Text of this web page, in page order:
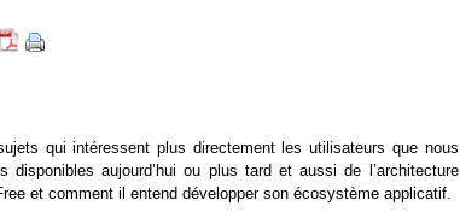
qui intéressent plus directement les utilisateurs que nous
aujourd’hui ou plus tard et aussi de l’architecture
et comment il entend développer son écosystème applicatif.